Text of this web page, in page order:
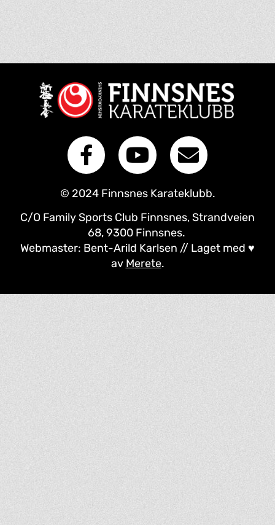
© 2024 Finnsnes Karateklubb.
C/O Family Sports Club Finnsnes, Strandveien
68, 9300 Finnsnes.
Webmaster: Bent-Arild Karlsen // Laget med ♥
av Merete.